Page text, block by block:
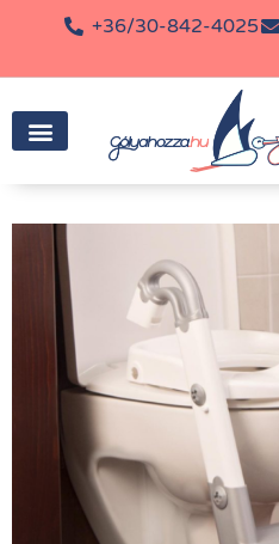
+36/30-842-4025